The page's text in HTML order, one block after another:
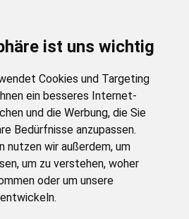
ist uns wichtig
Cookies und Targeting
ein besseres Internet-
und die Werbung, die Sie
Bedürfnisse anzupassen.
nutzen wir außerdem, um
um zu verstehen, woher
oder um unsere